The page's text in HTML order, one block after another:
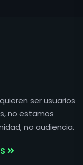
ser usuarios
no estamos
no audiencia.